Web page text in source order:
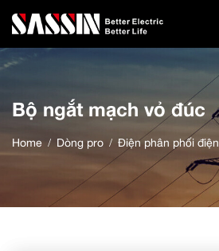
Bộ ngắt mạch vỏ đúc
Home Dòng pro Điện phân phối điện